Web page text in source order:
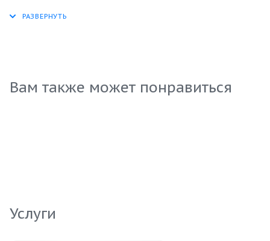
микроэлементами. Эти моллюски имеют
упаковке по 0,92 кг, мидии легко использовать в
оптовых закупках для ресторанов и кафе.
Вам также может понравиться
Услуги